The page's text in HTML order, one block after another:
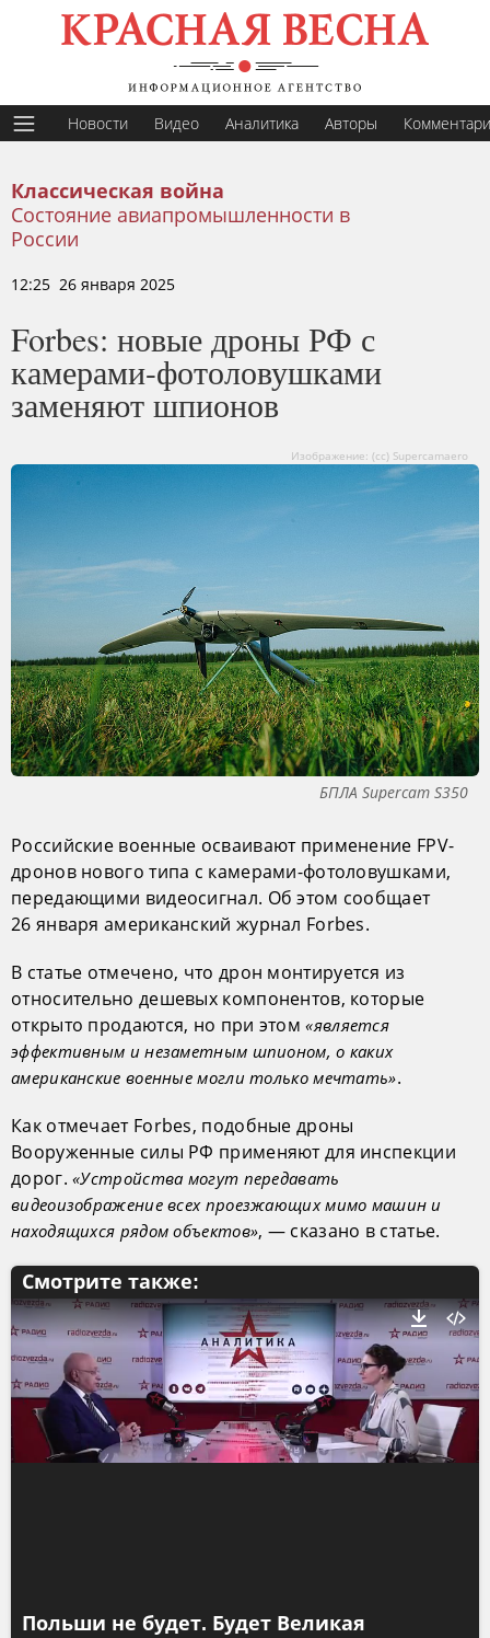
Новости Видео Аналитика Авторы
Классическая война
Состояние авиапромышленности в
России
12:25 26 января 2025
Forbes: новые дроны РФ с
камерами-фотоловушками
заменяют шпионов
Изображение: (cc) Supercamaero
БПЛА Supercam S350
Российские военные осваивают применение FPV-
дронов нового типа с камерами-фотоловушками,
передающими видеосигнал. Об этом сообщает
26 января американский журнал Forbes.
В статье отмечено, что дрон монтируется из
относительно дешевых компонентов, которые
открыто продаются, но при этом«является
эффективным и незаметным шпионом, о каких
американские военные могли только мечтать».
Как отмечает Forbes, подобные дроны
Вооруженные силы РФ применяют для инспекции
дорог.«Устройства могут передавать
видеоизображение всех проезжающих мимо машин и
находящихся рядом объектов», — сказано в статье.
Смотрите также:
Польши не будет. Будет Великая